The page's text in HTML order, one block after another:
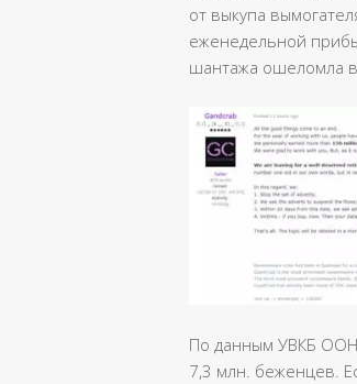
от выкупа
еженедельной
шантажа ошеломла
По данным УВКБ
7,3 млн. беженцев.